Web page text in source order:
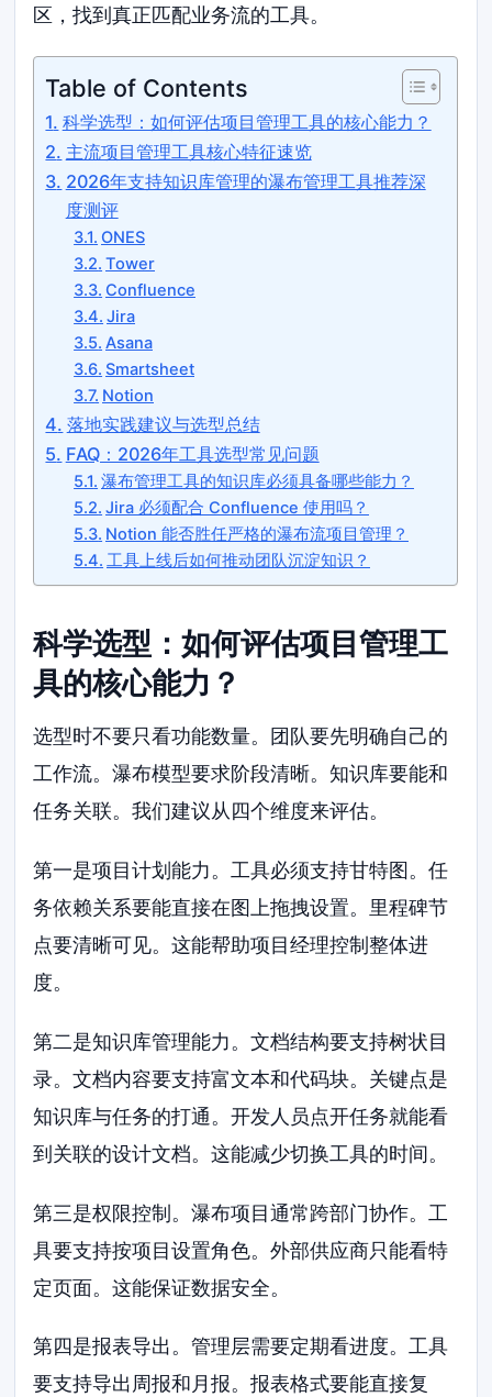
区，找到真正匹配业务流的工具。
Table of Contents
科学选型：如何评估项目管理工具的核心能力？
主流项目管理工具核心特征速览
2026年支持知识库管理的瀑布管理工具推荐深
度测评
ONES
Tower
Confluence
Jira
Asana
Smartsheet
Notion
落地实践建议与选型总结
FAQ：2026年工具选型常见问题
瀑布管理工具的知识库必须具备哪些能力？
Jira 必须配合 Confluence 使用吗？
Notion 能否胜任严格的瀑布流项目管理？
工具上线后如何推动团队沉淀知识？
科学选型：如何评估项目管理工
具的核心能力？
选型时不要只看功能数量。团队要先明确自己的
工作流。瀑布模型要求阶段清晰。知识库要能和
任务关联。我们建议从四个维度来评估。
第一是项目计划能力。工具必须支持甘特图。任
务依赖关系要能直接在图上拖拽设置。里程碑节
点要清晰可见。这能帮助项目经理控制整体进
度。
第二是知识库管理能力。文档结构要支持树状目
录。文档内容要支持富文本和代码块。关键点是
知识库与任务的打通。开发人员点开任务就能看
到关联的设计文档。这能减少切换工具的时间。
第三是权限控制。瀑布项目通常跨部门协作。工
具要支持按项目设置角色。外部供应商只能看特
定页面。这能保证数据安全。
第四是报表导出。管理层需要定期看进度。工具
要支持导出周报和月报。报表格式要能直接复